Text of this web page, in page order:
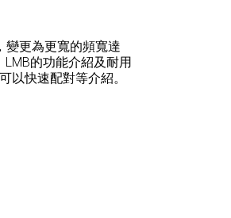
變更為更寬的頻寬達
的功能介紹及耐用
以快速配對等介紹。